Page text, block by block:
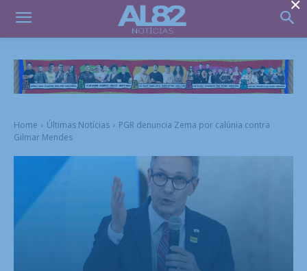
Home Últimas Notícias
PGR denuncia Zema por calúnia contra
Gilmar Mendes